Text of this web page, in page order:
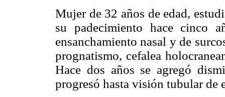
Mujer de 32 años de edad,
su padecimiento hace cinco
ensanchamiento nasal y de
prognatismo, cefalea
Hace dos años se agregó
progresó hasta visión tubular de